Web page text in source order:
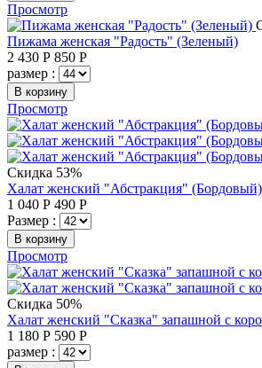
Просмотр
Пижама женская "Радость" (Зеленый)
2 430 Р 850 Р
размер :
В корзину
Просмотр
Скидка 53%
Халат женский "Абстракция" (Бордовый)
1 040 Р 490 Р
Размер :
В корзину
Просмотр
Скидка 50%
Халат женский "Сказка" запашной с
1 180 Р 590 Р
размер :